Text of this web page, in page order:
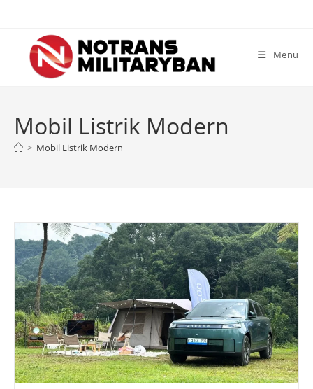
content
Menu
Mobil Listrik Modern
> Mobil Listrik Modern